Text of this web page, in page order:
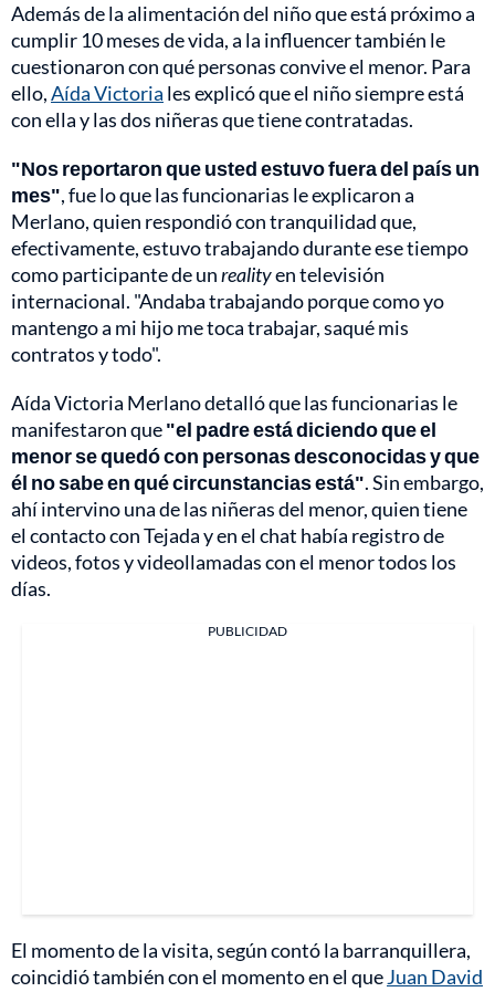
Además de la alimentación del niño que está próximo a
cumplir 10 meses de vida, a la influencer también le
cuestionaron con qué personas convive el menor. Para
ello,Aída Victoria les explicó que el niño siempre está
con ella y las dos niñeras que tiene contratadas.
"Nos reportaron que usted estuvo fuera del país un
mes", fue lo que las funcionarias le explicaron a
Merlano, quien respondió con tranquilidad que,
efectivamente, estuvo trabajando durante ese tiempo
como participante de unrealityen televisión
internacional. "Andaba trabajando porque como yo
mantengo a mi hijo me toca trabajar, saqué mis
contratos y todo".
Aída Victoria Merlano detalló que las funcionarias le
manifestaron que"el padre está diciendo que el
menor se quedó con personas desconocidas y que
él no sabe en qué circunstancias está". Sin embargo,
ahí intervino una de las niñeras del menor, quien tiene
el contacto con Tejada y en el chat había registro de
videos, fotos y videollamadas con el menor todos los
días.
PUBLICIDAD
El momento de la visita, según contó la barranquillera,
coincidió también con el momento en el queJuan David